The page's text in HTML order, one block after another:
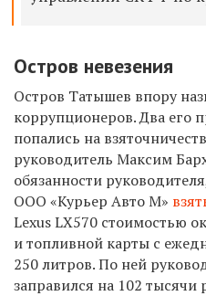
Остров невезения
Остров Татышев впору
коррупционеров. Два его
попались на
руководитель Максим
обязанности
ООО «Курьер Авто М»
Lexus LX570 стоимостью
и топливной карты с
250 литров. По ней
заправился на 102 тысячи